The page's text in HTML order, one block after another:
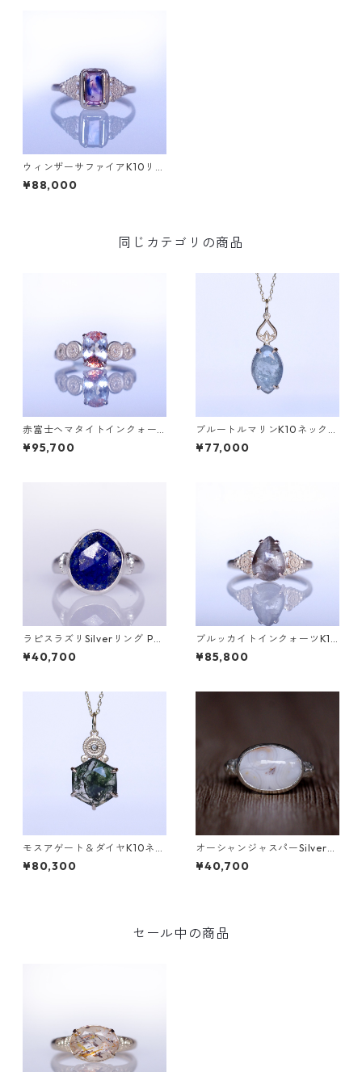
ウィンザーサファイアK10リン
グ MALWA (マルワ)[M245]
¥88,000
同じカテゴリの商品
赤富士ヘマタイトインクォー
ツK10リング DAHMA(ダーマ)
[D052]
¥95,700
ブルートルマリンK10ネックレ
ス HASU(ハス) [H001]
¥77,000
ラピスラズリSilverリング PA
O(パオ）[P002]
¥40,700
ブルッカイトインクォーツK10
リング MALWA (マルワ)[M24
4]
¥85,800
モスアゲート＆ダイヤK10ネッ
クレス DAHMA(ダーマ) [D01
7]
¥80,300
オーシャンジャスパーSilverリ
ング EPA(エパ）[E001]
¥40,700
セール中の商品